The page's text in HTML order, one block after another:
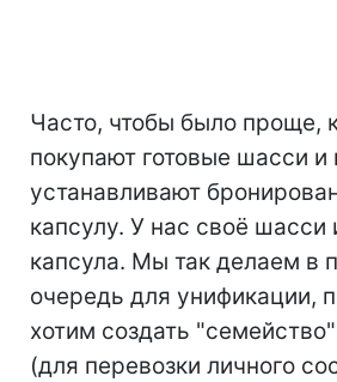
Часто, чтобы было проще,
покупают готовые шасси и
устанавливают
капсулу. У нас своё шасси
капсула. Мы так делаем в
очередь для унификации,
хотим создать
(для перевозки личного